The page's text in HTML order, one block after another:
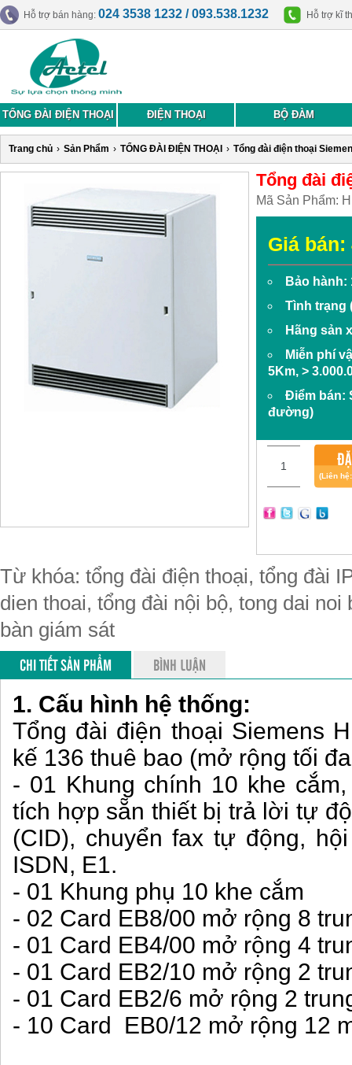
Hỗ trợ bán hàng: 024 3538 1232 / 093.538.1232 Hỗ trợ kĩ
TỔNG ĐÀI ĐIỆN THOẠI ĐIỆN THOẠI BỘ ĐÀM
Trang chủ › Sản Phẩm › TỔNG ĐÀI ĐIỆN THOẠI › Tổng đài điện thoại
Tổng đài
Mã Sản Phẩm:
Giá bán:
Bảo hành:
Tình trạng
Hãng sản
Miễn phí
5Km, >
Điểm bán:
đường)
(Liên
Từ khóa: tổng đài điện thoại, tổng đài
dien thoai, tổng đài nội bộ, tong dai
bàn giám sát
CHI TIẾT SẢN PHẨM BÌNH LUẬN
1. Cấu hình hệ thống:
Tổng đài điện thoại Siemens
kế 136 thuê bao (mở rộng tối
- 01 Khung chính 10 khe
tích hợp sẵn thiết bị trả lời tự
(CID), chuyển fax tự động,
ISDN, E1.
- 01 Khung phụ 10 khe cắm
- 02 Card EB8/00 mở rộng 8
- 01 Card EB4/00 mở rộng 4
- 01 Card EB2/10 mở rộng 2
- 01 Card EB2/6 mở rộng 2
- 10 Card EB0/12 mở rộng 12